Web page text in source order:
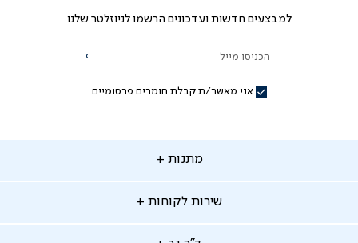
למבצעים חדשות ועדכונים הרשמו לניוזלטר שלנו
הכניסו מייל
אני מאשר/ת קבלת חומרים פרסומיים
הרשמה
שירות לקוחות
מתנות
מתנות לאמא